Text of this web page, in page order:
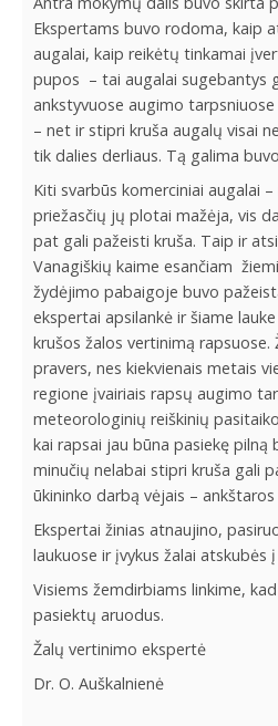
Ekspertams buvo rodoma, kaip
augalai, kaip reikėtų tinkamai
pupos – tai augalai sugebantys
ankstyvuose augimo
– net ir stipri kruša augalų visai
tik dalies derliaus. Tą galima
Kiti svarbūs komerciniai augalai
priežasčių jų plotai mažėja, vis
pat gali pažeisti kruša. Taip ir
Vanagiškių kaime esančiam
žydėjimo pabaigoje buvo
ekspertai apsilankė ir šiame
krušos žalos vertinimą rapsuose.
pravers, nes kiekvienais metais
regione įvairiais rapsų augimo
meteorologinių reiškinių
kai rapsai jau būna pasiekę pilną
minučių nelabai stipri kruša gali
ūkininko darbą vėjais –
Ekspertai žinias atnaujino,
laukuose ir įvykus žalai atskubės
Visiems žemdirbiams linkime,
pasiektų aruodus.
Žalų vertinimo ekspertė
Dr. O. Auškalnienė